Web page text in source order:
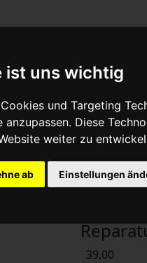
ist uns wichtig
und Targeting
anzupassen. Diese
weiter zu
ab Einstellungen
-
Reparaturen:
39,00